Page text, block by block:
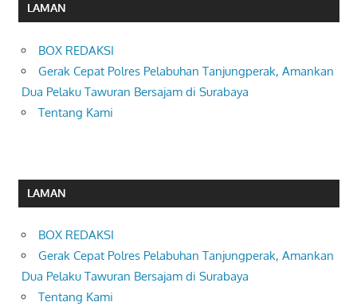
LAMAN
BOX REDAKSI
Gerak Cepat Polres Pelabuhan Tanjungperak, Amankan
Dua Pelaku Tawuran Bersajam di Surabaya
Tentang Kami
LAMAN
BOX REDAKSI
Gerak Cepat Polres Pelabuhan Tanjungperak, Amankan
Dua Pelaku Tawuran Bersajam di Surabaya
Tentang Kami